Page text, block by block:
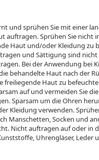
und sprühen Sie mit einer
Sprühen Sie nicht
Haut und/oder Kleidung zu
und Sättigung sind nicht
Bei der Anwendung bei
behandelte Haut nach der
Haut zu
auf und vermeiden Sie
Sparsam um die Ohren
Kleidung verwenden.
Manschetten, Socken und
Nicht auftragen auf oder in
Uhrengläser, Leder